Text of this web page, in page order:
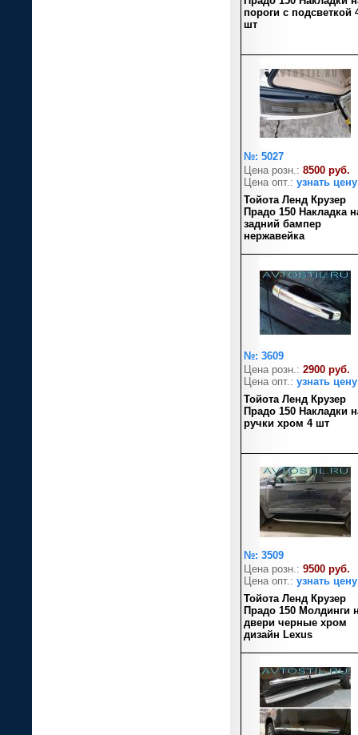
пороги с подсветкой
шт
№: 5027
Цена розн.: 8500 руб.
Цена опт.: узнать цену
Тойота Ленд Крузер
Прадо 150 Накладка
задний бампер
нержавейка
№: 3609
Цена розн.: 2900 руб.
Цена опт.: узнать цену
Тойота Ленд Крузер
Прадо 150 Накладки
ручки хром 4 шт
№: 3509
Цена розн.: 9500 руб.
Цена опт.: узнать цену
Тойота Ленд Крузер
Прадо 150 Молдинги
двери черные хром
дизайн Lexus